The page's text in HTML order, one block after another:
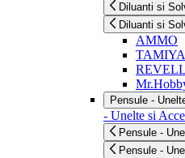
Diluanti si
Diluanti si
AMMO
TAMIYA
REVELL
Pensule -
- Unelte si
Pensule -
Pensule -